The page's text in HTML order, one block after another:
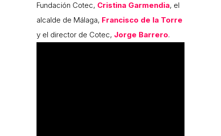
Fundación Cotec, Cristina Garmendia, el
alcalde de Málaga, Francisco de la Torre
y el director de Cotec, Jorge Barrero.